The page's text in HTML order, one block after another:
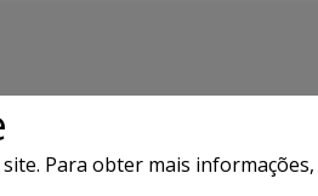
Para obter mais